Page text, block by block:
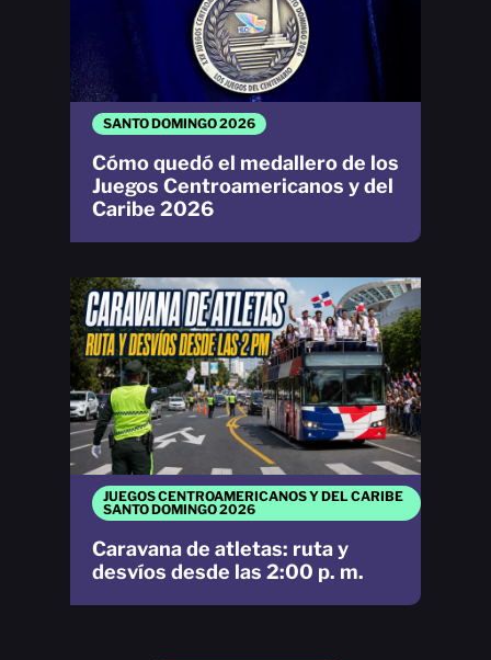
JUEGOS CENTROAMERICANOS Y DEL CARIBE
SANTO DOMINGO 2026
Caravana de atletas: ruta y
desvíos desde las 2:00 p. m.
SANTO DOMINGO 2026
Cómo quedó el medallero de los
Juegos Centroamericanos y del
Caribe 2026